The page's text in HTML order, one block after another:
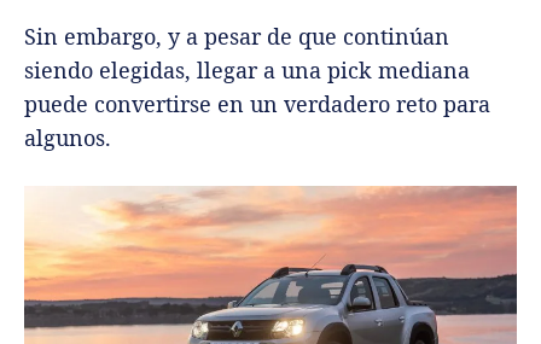
Sin embargo, y a pesar de que continúan
siendo elegidas, llegar a una pick mediana
puede convertirse en un verdadero reto para
algunos.